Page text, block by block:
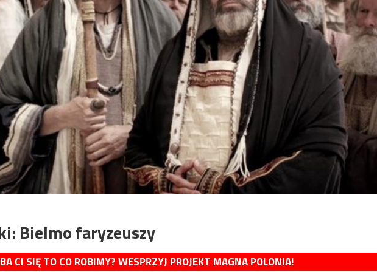
Bielmo faryzeuszy
CI SIĘ TO CO ROBIMY? WESPRZYJ PROJEKT MAGNA POLONIA!